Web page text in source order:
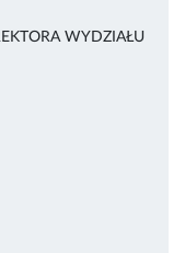
WYDZIAŁU